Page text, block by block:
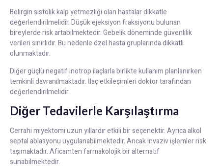
Belirgin sistolik kalp yetmezliği olan hastalar dikkatle
değerlendirilmelidir. Düşük ejeksiyon fraksiyonu bulunan
bireylerde risk artabilmektedir. Gebelik döneminde güvenlilik
verileri sınırlıdır. Bu nedenle özel hasta gruplarında dikkatli
olunmaktadır.
Diğer güçlü negatif inotrop ilaçlarla birlikte kullanım planlanırken
temkinli davranılmaktadır. İlaç etkileşimleri doktor tarafından
değerlendirilmelidir.
Diğer Tedavilerle Karşılaştırma
Cerrahi miyektomi uzun yıllardır etkili bir seçenektir. Ayrıca alkol
septal ablasyonu uygulanabilmektedir. Ancak invaziv işlemler risk
taşımaktadır. Aficamten farmakolojik bir alternatif
sunabilmektedir.